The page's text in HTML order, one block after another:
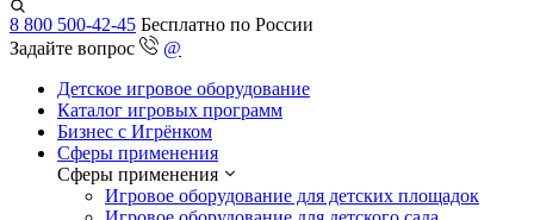
8 800 500-42-45 Бесплатно по России
Задайте вопрос
@
Детское игровое оборудование
Каталог игровых программ
Бизнес с Игрёнком
Сферы применения
Сферы применения
Игровое оборудование для детских площадок